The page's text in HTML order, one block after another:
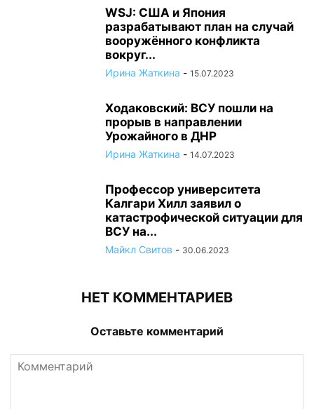
WSJ: США и Япония
разрабатывают план на случай
вооружённого конфликта
вокруг...
Ирина Жаткина - 15.07.2023
Ходаковский: ВСУ пошли на
прорыв в направлении
Урожайного в ДНР
Ирина Жаткина - 14.07.2023
Профессор университета
Калгари Хилл заявил о
катастрофической ситуации для
ВСУ на...
Майкл Свитов - 30.06.2023
НЕТ КОММЕНТАРИЕВ
Оставьте комментарий